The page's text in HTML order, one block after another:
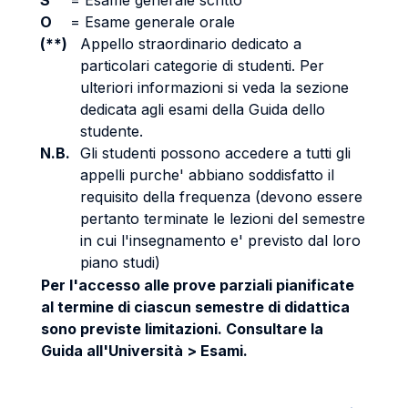
O
= Esame generale orale
(**)
Appello straordinario dedicato a
particolari categorie di studenti. Per
ulteriori informazioni si veda la sezione
dedicata agli esami della Guida dello
studente.
N.B. Gli studenti possono accedere a tutti gli
appelli purche' abbiano soddisfatto il
requisito della frequenza (devono essere
pertanto terminate le lezioni del semestre
in cui l'insegnamento e' previsto dal loro
piano studi)
Per l'accesso alle prove parziali pianificate
al termine di ciascun semestre di didattica
sono previste limitazioni. Consultare la
Guida all'Università > Esami.